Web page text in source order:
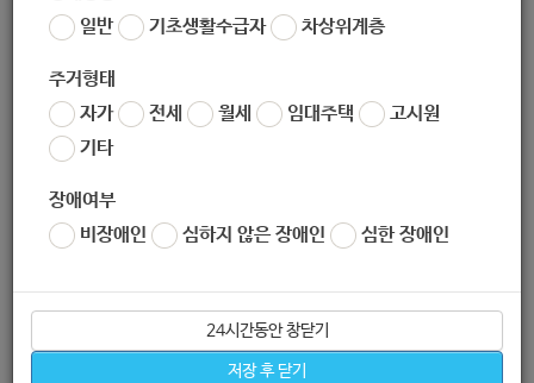
일반
기초생활수급자 차상위계층
주거형태
자가
전세 월세 임대주택
고시원
기타
장애여부
비장애인
심하지 않은 장애인 심한 장애인
24시간동안 창닫기
저장 후 닫기
서울특별시 노원구 공릉로 430, 1층(중앙하이츠아쿠아아파
서울특별시 노원구 공릉로 430, 1층(중앙하이츠아쿠아아파트단